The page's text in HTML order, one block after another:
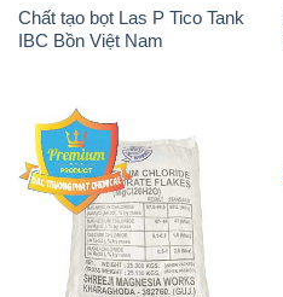
Chất tạo bọt Las P Tico Tank
IBC Bồn Việt Nam